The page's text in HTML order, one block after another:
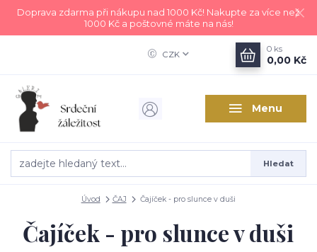
Doprava zdarma při nákupu nad 1000 Kč! Nakupte za více než
1000 Kč a poštovné máte na nás!
Menu
CZK
Hledat
0 ks
0,00 Kč
Úvod ČAJ Čajíček - pro slunce v duši
Čajíček - pro slunce v duši